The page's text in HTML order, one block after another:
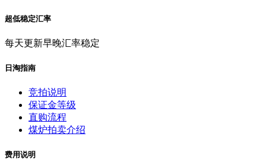
超低稳定汇率
每天更新早晚汇率稳定
日淘指南
竞拍说明
保证金等级
直购流程
煤炉拍卖介绍
费用说明